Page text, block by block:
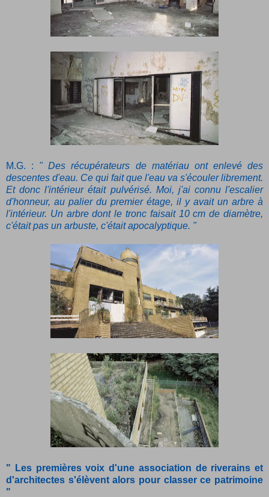
M.G. : " Des récupérateurs de matériau ont enlevé des
descentes d'eau. Ce qui fait que l'eau va s'écouler librement.
Et donc l'intérieur était pulvérisé. Moi, j'ai connu l'escalier
d'honneur, au palier du premier étage, il y avait un arbre à
l'intérieur. Un arbre dont le tronc faisait 10 cm de diamètre,
c'était pas un arbuste, c'était apocalyptique. "
" Les premières voix d'une association de riverains et
d'architectes s'élèvent alors pour classer ce patrimoine
"